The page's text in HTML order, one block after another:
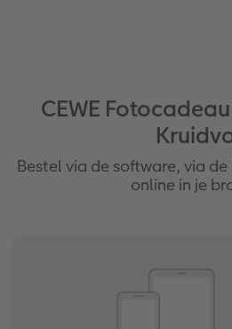
CEWE
Bestel via de software, via
online in je